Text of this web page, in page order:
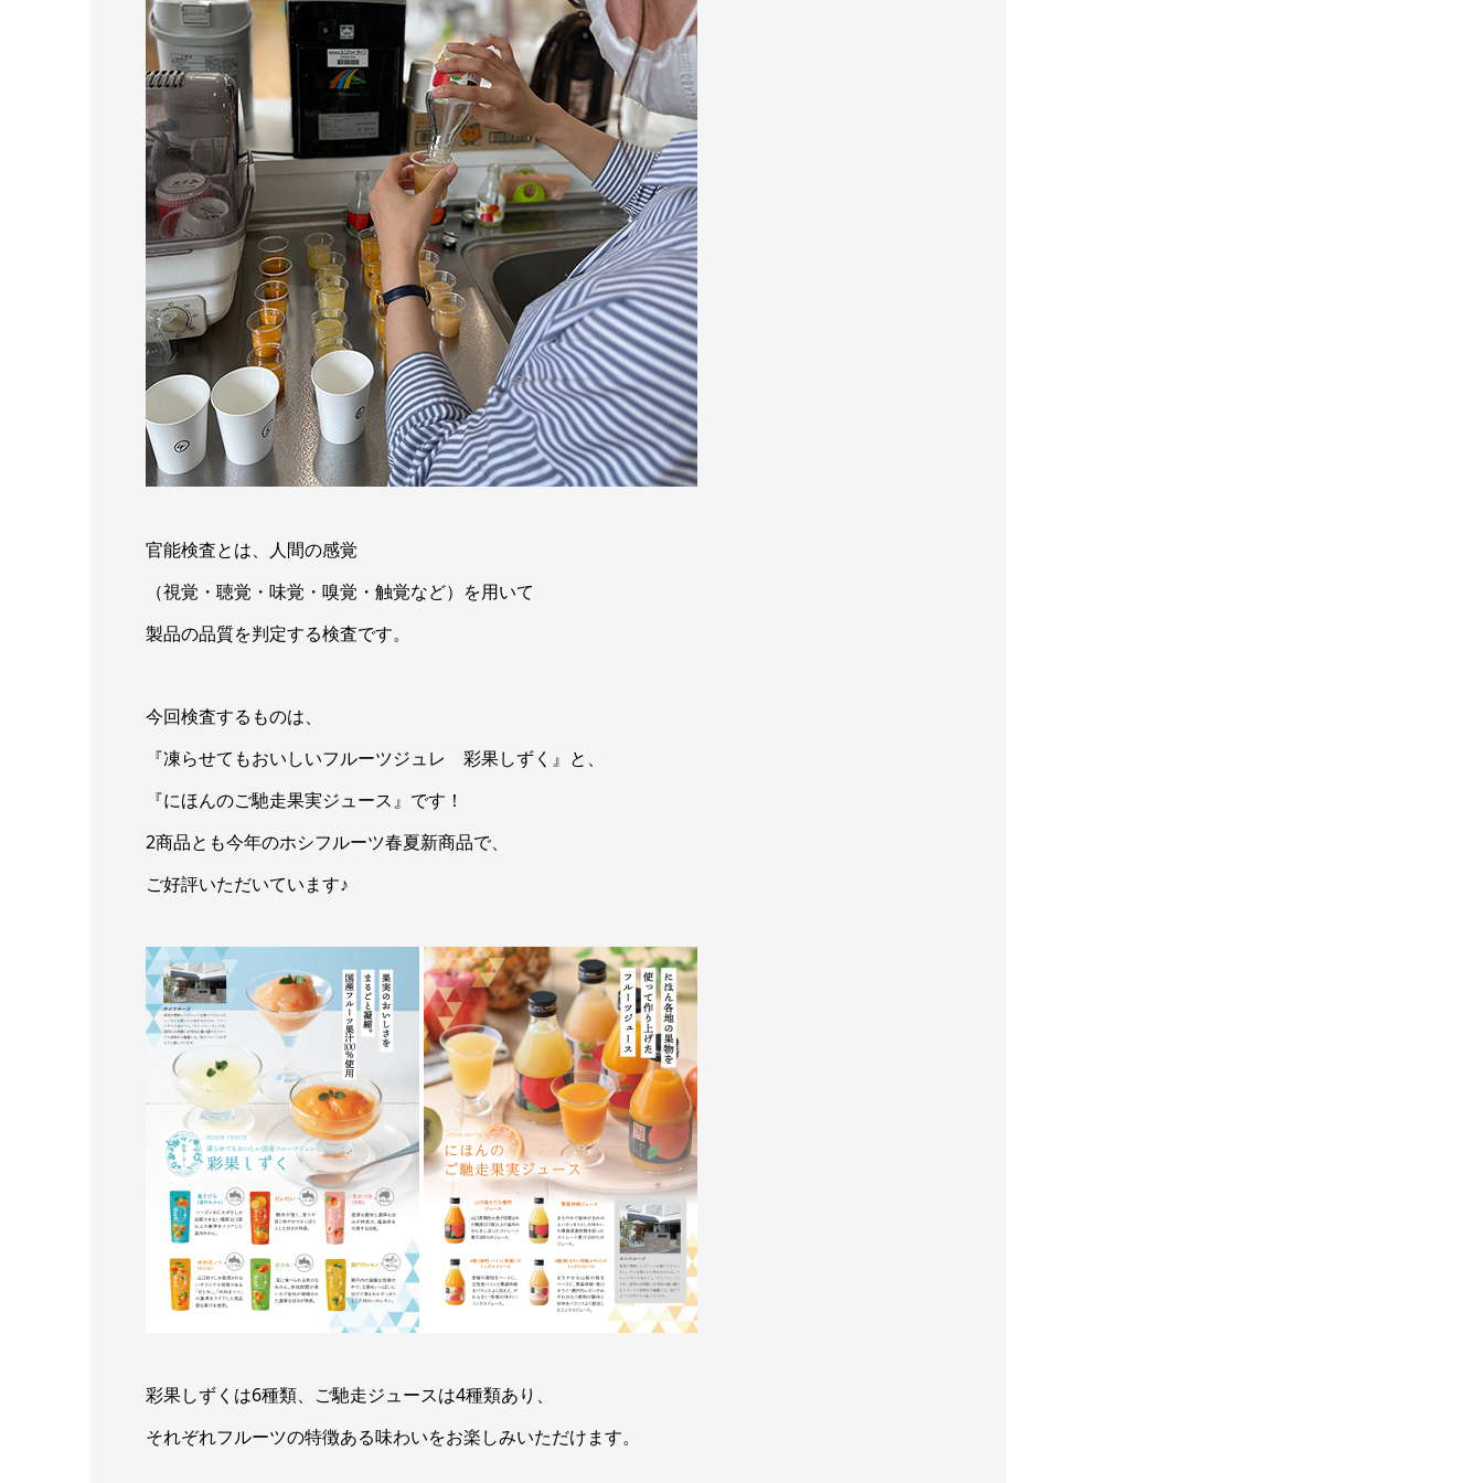
官能検査とは、人間の感覚
（視覚・聴覚・味覚・嗅覚・触覚など）を用いて
製品の品質を判定する検査です。
今回検査するものは、
『凍らせてもおいしいフルーツジュレ 彩果しずく』と、
『にほんのご馳走果実ジュース』です！
2商品とも今年のホシフルーツ春夏新商品で、
ご好評いただいています♪
彩果しずくは6種類、ご馳走ジュースは4種類あり、
それぞれフルーツの特徴ある味わいをお楽しみいただけます。